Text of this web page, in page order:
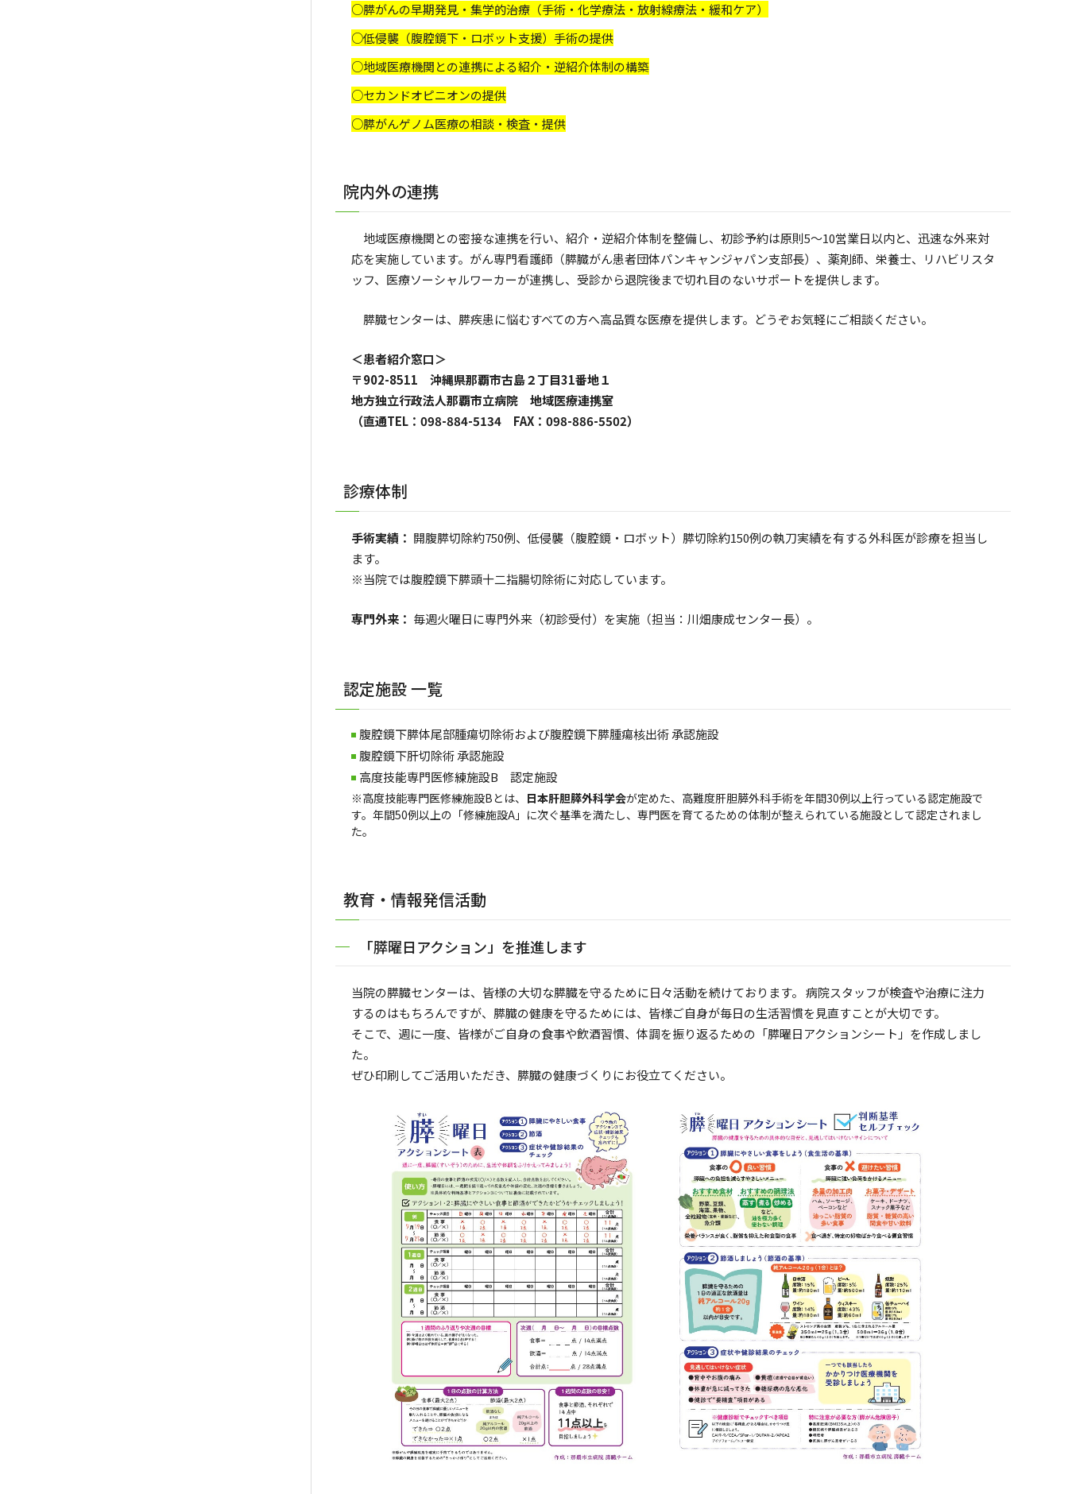
○膵がんの早期発見・集学的治療（手術・化学療法・放射線療法・緩和ケア）
○低侵襲（腹腔鏡下・ロボット支援）手術の提供
○地域医療機関との連携による紹介・逆紹介体制の構築
○セカンドオピニオンの提供
○膵がんゲノム医療の相談・検査・提供
院内外の連携
地域医療機関との密接な連携を行い、紹介・逆紹介体制を整備し、初診予約は原則5〜10営業日以内と、迅速な外来対
応を実施しています。がん専門看護師（膵臓がん患者団体パンキャンジャパン支部長）、薬剤師、栄養士、リハビリスタ
ッフ、医療ソーシャルワーカーが連携し、受診から退院後まで切れ目のないサポートを提供します。
膵臓センターは、膵疾患に悩むすべての方へ高品質な医療を提供します。どうぞお気軽にご相談ください。
＜患者紹介窓口＞
〒902-8511 沖縄県那覇市古島２丁目31番地１
地方独立行政法人那覇市立病院 地域医療連携室
（直通TEL：098-884-5134 FAX：098-886-5502）
診療体制
手術実績： 開腹膵切除約750例、低侵襲（腹腔鏡・ロボット）膵切除約150例の執刀実績を有する外科医が診療を担当し
ます。
※当院では腹腔鏡下膵頭十二指腸切除術に対応しています。
専門外来： 毎週火曜日に専門外来（初診受付）を実施（担当：川畑康成センター長）。
認定施設 一覧
腹腔鏡下膵体尾部腫瘍切除術および腹腔鏡下膵腫瘍核出術 承認施設
腹腔鏡下肝切除術 承認施設
高度技能専門医修練施設B 認定施設
※高度技能専門医修練施設Bとは、 日本肝胆膵外科学会が定めた、高難度肝胆膵外科手術を年間30例以上行っている認定施設で
す。年間50例以上の「修練施設A」に次ぐ基準を満たし、専門医を育てるための体制が整えられている施設として認定されまし
た。
教育・情報発信活動
「膵曜日アクション」を推進します
当院の膵臓センターは、皆様の大切な膵臓を守るために日々活動を続けております。 病院スタッフが検査や治療に注力
するのはもちろんですが、膵臓の健康を守るためには、皆様ご自身が毎日の生活習慣を見直すことが大切です。
そこで、週に一度、皆様がご自身の食事や飲酒習慣、体調を振り返るための「膵曜日アクションシート」を作成しまし
た。
ぜひ印刷してご活用いただき、膵臓の健康づくりにお役立てください。